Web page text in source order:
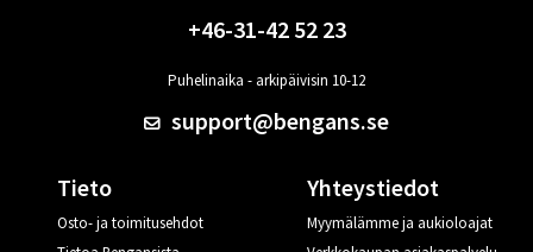
+46-31-42 52 23
Puhelinaika - arkipäivisin 10-12
support@bengans.se
Tieto
Osto- ja toimitusehdot
Yhteystiedot
Myymälämme ja aukioloajat